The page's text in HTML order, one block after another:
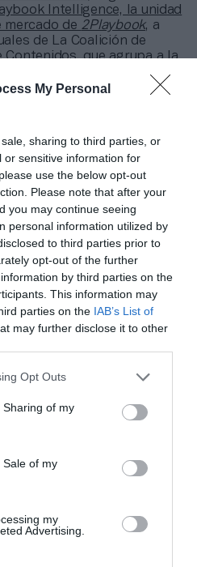
My Personal
sharing to third parties, or
or sensitive information for
use the below opt-out
Please note that after your
you may continue seeing
personal information utilized by
to third parties prior to
opt-out of the further
by third parties on the
This information may
parties on the IAB’s List of
may further disclose it to other
Opt Outs
of my
of my
my
Advertising.
Intelligence, la unidad
mercado de 2Playbook, a
de La Coalición de
que agrupa a la
en España hay que
a la piratería en el Reino
de un servicio ilegal
partidos de la Premier
fuente preferida de Google
últimas noticias de actualidad.
ACTIVAR AHORA